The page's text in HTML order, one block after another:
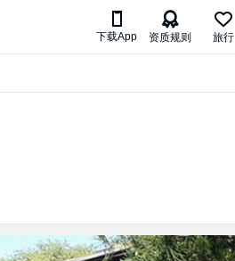

下载App

资质规则 旅行